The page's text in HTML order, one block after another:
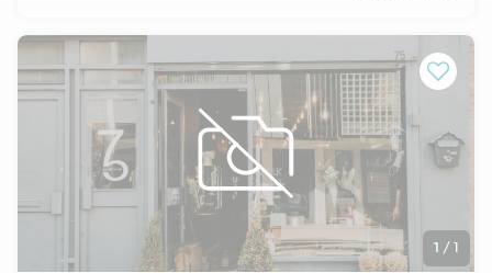
d'un espace de services.
L'emplacement stratégique à proximité d'autres commerces
et de nombreuses commodités garantit un fort passage
piéton, tandis que l'excellente desserte par les transports en
commun facilite l'accès pour vos clients et employés. Cette
cession de droit au bail constitue une opportunité rare sur le
marché, permettant à un futur exploitant de s'installer dans
un secteur en pleine dynamique commerciale.
N'attendez plus pour transformer ce local en le lieu de votre
succès. Contactez-nous dès maintenant pour obtenir plus1 / 1